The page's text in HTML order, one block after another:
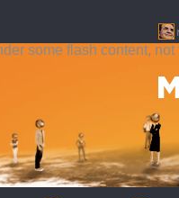
some flash content, not